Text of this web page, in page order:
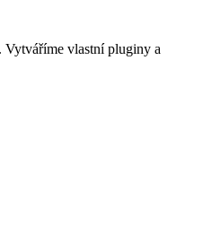
Vytváříme vlastní pluginy a